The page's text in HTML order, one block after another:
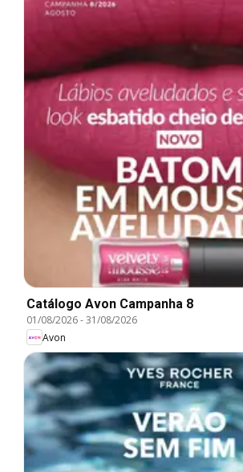
Catálogo Avon Campanha 8
01/08/2026-31/08/2026
Avon